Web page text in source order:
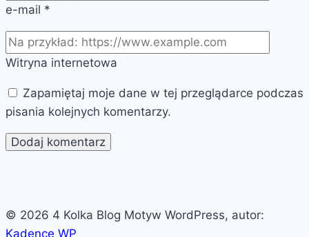
e-mail *
Witryna internetowa
Zapamiętaj moje dane w tej przeglądarce podczas
pisania kolejnych komentarzy.
© 2026 4 Kolka Blog Motyw WordPress, autor:
Kadence WP